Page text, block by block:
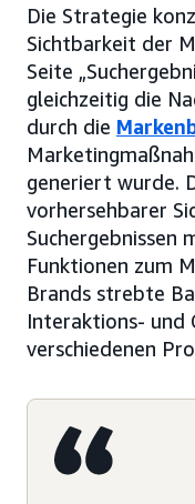
Die Strategie
Sichtbarkeit der
Seite
gleichzeitig die
durch die
generiert wurde.
vorhersehbarer
Suchergebnissen
Funktionen zum
Brands strebte
Interaktions- und
verschiedenen